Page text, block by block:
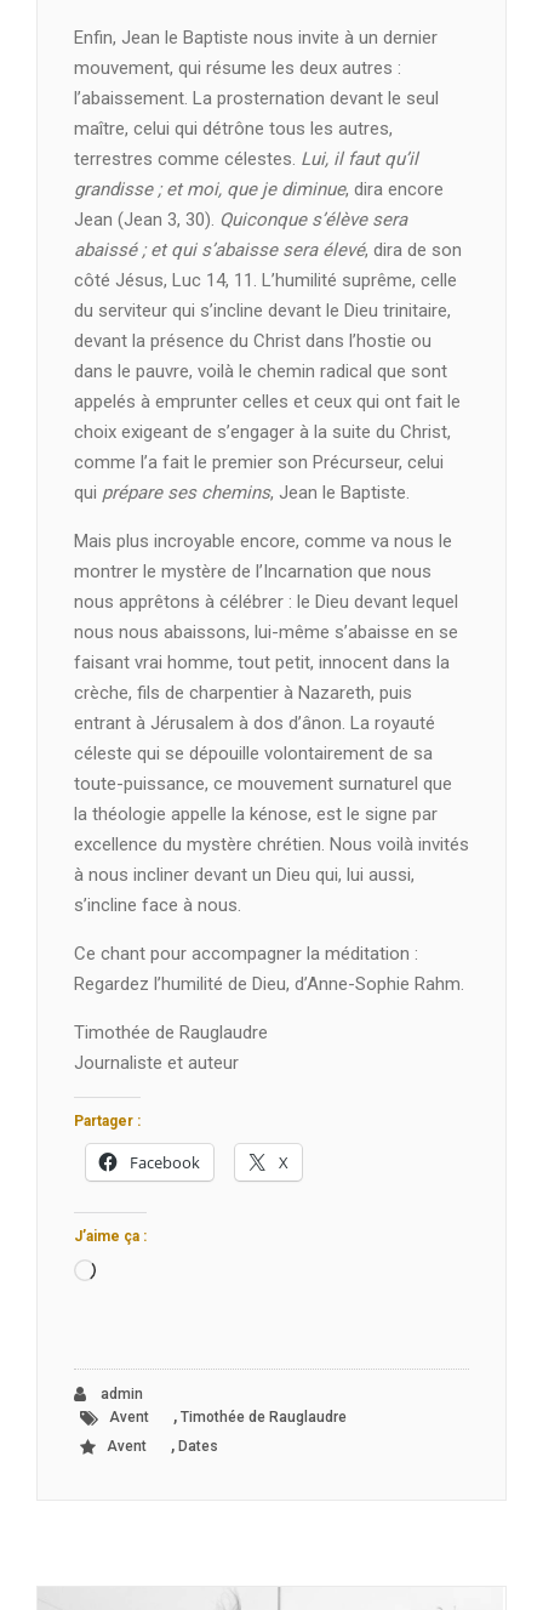
Enfin, Jean le Baptiste nous invite à un dernier
mouvement, qui résume les deux autres :
l’abaissement. La prosternation devant le seul
maître, celui qui détrône tous les autres,
terrestres comme célestes. Lui, il faut qu’il
grandisse ; et moi, que je diminue, dira encore
Jean (Jean 3, 30). Quiconque s’élève sera
abaissé ; et qui s’abaisse sera élevé, dira de son
côté Jésus, Luc 14, 11. L’humilité suprême, celle
du serviteur qui s’incline devant le Dieu trinitaire,
devant la présence du Christ dans l’hostie ou
dans le pauvre, voilà le chemin radical que sont
appelés à emprunter celles et ceux qui ont fait le
choix exigeant de s’engager à la suite du Christ,
comme l’a fait le premier son Précurseur, celui
qui prépare ses chemins, Jean le Baptiste.
Mais plus incroyable encore, comme va nous le
montrer le mystère de l’Incarnation que nous
nous apprêtons à célébrer : le Dieu devant lequel
nous nous abaissons, lui-même s’abaisse en se
faisant vrai homme, tout petit, innocent dans la
crèche, fils de charpentier à Nazareth, puis
entrant à Jérusalem à dos d’ânon. La royauté
céleste qui se dépouille volontairement de sa
toute-puissance, ce mouvement surnaturel que
la théologie appelle la kénose, est le signe par
excellence du mystère chrétien. Nous voilà invités
à nous incliner devant un Dieu qui, lui aussi,
s’incline face à nous.
Ce chant pour accompagner la méditation :
Regardez l’humilité de Dieu, d’Anne-Sophie Rahm.
Timothée de Rauglaudre
Journaliste et auteur
Partager :
Facebook X
J’aime ça :
Chargement…
admin
Avent
, Timothée de Rauglaudre
Avent
, Dates